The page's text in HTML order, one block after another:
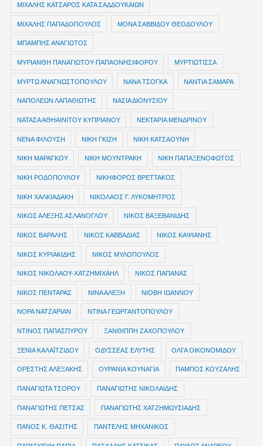
ΜΙΧΑΛΗΣ ΚΑΤΣΑΡΟΣ ΚΑΤΑ ΣΑΔΔΟΥΚΑΙΩΝ
ΜΙΧΑΛΗΣ ΠΑΠΑΔΟΠΟΥΛΟΣ ΜΟΝΑ ΣΑΒΒΙΔΟΥ ΘΕΟΔΟΥΛΟΥ
ΜΠΑΜΠΗΣ ΑΝΑΓΙΩΤΟΣ
ΜΥΡΙΑΝΘΗ ΠΑΝΑΓΙΩΤΟΥ-ΠΑΠΑΟΝΗΣΙΦΟΡΟΥ ΜΥΡΤΙΩΤΙΣΣΑ
ΜΥΡΤΩ ΑΝΑΓΝΩΣΤΟΠΟΥΛΟΥ ΝΑΝΑ ΤΣΟΓΚΑ ΝΑΝΤΙΑ ΣΑΜΑΡΑ
ΝΑΠΟΛΕΩΝ ΛΑΠΑΘΙΩΤΗΣ ΝΑΣΙΑ ΔΙΟΝΥΣΙΟΥ
ΝΑΤΑΣΑ ΑΘΗΑΙΝΙΤΟΥ ΚΥΠΡΙΑΝΟΥ ΝΕΚΤΑΡΙΑ ΜΕΝΔΡΙΝΟΥ
ΝΕΝΑ ΦΙΛΟΥΣΗ ΝΙΚΗ ΓΚΙΖΗ ΝΙΚΗ ΚΑΤΣΑΟΥΝΗ
ΝΙΚΗ ΜΑΡΑΓΚΟΥ ΝΙΚΗ ΜΟΥΝΤΡΑΚΗ ΝΙΚΗ ΠΑΠΑΞΕΝΟΦΩΤΟΣ
ΝΙΚΗ ΡΟΔΟΠΟΥΛΟΥ ΝΙΚΗΦΟΡΟΣ ΒΡΕΤΤΑΚΟΣ
ΝΙΚΗ ΧΑΛΚΙΑΔΑΚΗ ΝΙΚΟΛΑΟΣ Γ. ΛΥΚΟΜΗΤΡΟΣ
ΝΙΚΟΣ ΑΛΕΞΗΣ ΑΣΛΑΝΟΓΛΟΥ ΝΙΚΟΣ ΒΑΞΕΒΑΝΙΔΗΣ
ΝΙΚΟΣ ΒΑΡΑΛΗΣ ΝΙΚΟΣ ΚΑΒΒΑΔΙΑΣ ΝΙΚΟΣ ΚΑΨΙΑΝΗΣ
ΝΙΚΟΣ ΚΥΡΙΑΚΙΔΗΣ ΝΙΚΟΣ ΜΥΛΟΠΟΥΛΟΣ
ΝΙΚΟΣ ΝΙΚΟΛΑΟΥ-ΧΑΤΖΗΜΙΧΑΗΛ ΝΙΚΟΣ ΠΑΠΑΝΑΣ
ΝΙΚΟΣ ΠΕΝΤΑΡΑΣ ΝΙΝΑ ΑΛΕΞΗ ΝΙΟΒΗ ΙΩΑΝΝΟΥ
ΝΟΡΑ ΝΑΤΖΑΡΙΑΝ ΝΤΙΝΑ ΓΕΩΡΓΑΝΤΟΠΟΥΛΟΥ
ΝΤΙΝΟΣ ΠΑΠΑΣΠΥΡΟΥ ΞΑΝΘΙΠΠΗ ΖΑΧΟΠΟΥΛΟΥ
ΞΕΝΙΑ ΚΑΛΑΪΤΖΙΔΟΥ ΟΔΥΣΣΕΑΣ ΕΛΥΤΗΣ ΟΛΓΑ ΟΙΚΟΝΟΜΙΔΟΥ
ΟΡΕΣΤΗΣ ΑΛΕΞΑΚΗΣ ΟΥΡΑΝΙΑ ΚΟΥΝΑΓΙΑ ΠΑΜΠΟΣ ΚΟΥΖΑΛΗΣ
ΠΑΝΑΓΙΩΤΑ ΤΣΟΡΟΥ ΠΑΝΑΓΙΩΤΗΣ ΝΙΚΟΛΑΙΔΗΣ
ΠΑΝΑΓΙΩΤΗΣ ΠΕΤΣΑΣ ΠΑΝΑΓΙΩΤΗΣ ΧΑΤΖΗΜΩΥΣΙΑΔΗΣ
ΠΑΝΟΣ Κ. ΘΑΣΙΤΗΣ ΠΑΝΤΕΛΗΣ ΜΗΧΑΝΙΚΟΣ